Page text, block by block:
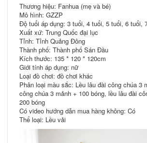
Thương hiệu: Fanhua (mẹ và bé)
Mô hình: GZZP
Độ tuổi áp dụng: 3 tuổi, 4 tuổi, 5 tuổi, 6 tuổi,
Xuất xứ: Trung Quốc đại lục
Tỉnh: Tỉnh Quảng Đông
Thành phố: Thành phố Sán Đầu
Kích thước: 135 * 120 * 120cm
Giới tính áp dụng: nữ
Loại đồ chơi: đồ chơi khác
Phân loại màu sắc: Lều lâu đài công chúa 3
công chúa 3 mảnh + 100 bóng, lều lâu đài
200 bóng
Có video hướng dẫn mua hàng không: Có
Thể loại: Lều vải